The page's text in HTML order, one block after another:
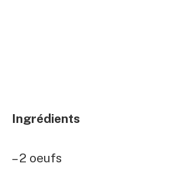
Ingrédients
– 2 oeufs